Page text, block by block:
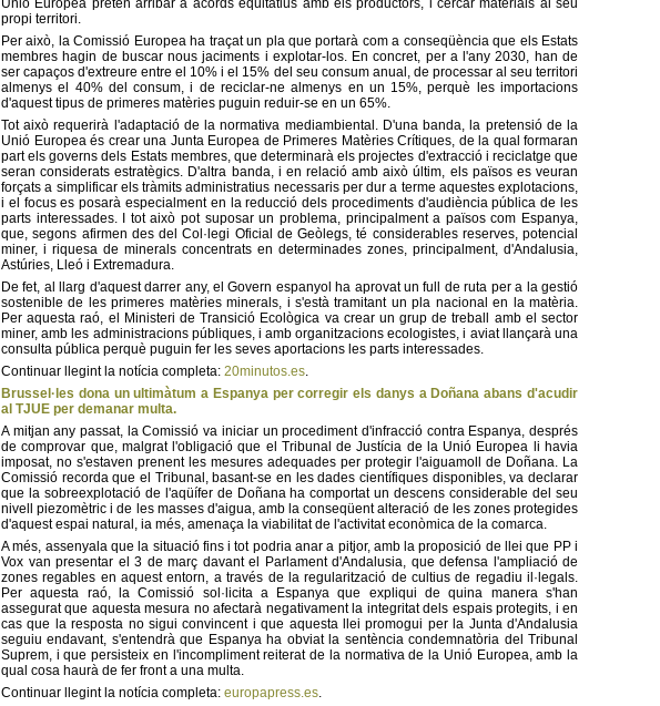
Unió Europea pretén arribar a acords equitatius amb els productors, i cercar materials al seu
propi territori.
Per això, la Comissió Europea ha traçat un pla que portarà com a conseqüència que els Estats
membres hagin de buscar nous jaciments i explotar-los. En concret, per a l'any 2030, han de
ser capaços d'extreure entre el 10% i el 15% del seu consum anual, de processar al seu territori
almenys el 40% del consum, i de reciclar-ne almenys en un 15%, perquè les importacions
d'aquest tipus de primeres matèries puguin reduir-se en un 65%.
Tot això requerirà l'adaptació de la normativa mediambiental. D'una banda, la pretensió de la
Unió Europea és crear una Junta Europea de Primeres Matèries Crítiques, de la qual formaran
part els governs dels Estats membres, que determinarà els projectes d'extracció i reciclatge que
seran considerats estratègics. D'altra banda, i en relació amb això últim, els països es veuran
forçats a simplificar els tràmits administratius necessaris per dur a terme aquestes explotacions,
i el focus es posarà especialment en la reducció dels procediments d'audiència pública de les
parts interessades. I tot això pot suposar un problema, principalment a països com Espanya,
que, segons afirmen des del Col·legi Oficial de Geòlegs, té considerables reserves, potencial
miner, i riquesa de minerals concentrats en determinades zones, principalment, d'Andalusia,
Astúries, Lleó i Extremadura.
De fet, al llarg d'aquest darrer any, el Govern espanyol ha aprovat un full de ruta per a la gestió
sostenible de les primeres matèries minerals, i s'està tramitant un pla nacional en la matèria.
Per aquesta raó, el Ministeri de Transició Ecològica va crear un grup de treball amb el sector
miner, amb les administracions públiques, i amb organitzacions ecologistes, i aviat llançarà una
consulta pública perquè puguin fer les seves aportacions les parts interessades.
Continuar llegint la notícia completa: 20minutos.es.
Brussel·les dona un ultimàtum a Espanya per corregir els danys a Doñana abans d'acudir
al TJUE per demanar multa.
A mitjan any passat, la Comissió va iniciar un procediment d'infracció contra Espanya, després
de comprovar que, malgrat l'obligació que el Tribunal de Justícia de la Unió Europea li havia
imposat, no s'estaven prenent les mesures adequades per protegir l'aiguamoll de Doñana. La
Comissió recorda que el Tribunal, basant-se en les dades científiques disponibles, va declarar
que la sobreexplotació de l'aqüífer de Doñana ha comportat un descens considerable del seu
nivell piezomètric i de les masses d'aigua, amb la conseqüent alteració de les zones protegides
d'aquest espai natural, ia més, amenaça la viabilitat de l'activitat econòmica de la comarca.
A més, assenyala que la situació fins i tot podria anar a pitjor, amb la proposició de llei que PP i
Vox van presentar el 3 de març davant el Parlament d'Andalusia, que defensa l'ampliació de
zones regables en aquest entorn, a través de la regularització de cultius de regadiu il·legals.
Per aquesta raó, la Comissió sol·licita a Espanya que expliqui de quina manera s'han
assegurat que aquesta mesura no afectarà negativament la integritat dels espais protegits, i en
cas que la resposta no sigui convincent i que aquesta llei promogui per la Junta d'Andalusia
seguiu endavant, s'entendrà que Espanya ha obviat la sentència condemnatòria del Tribunal
Suprem, i que persisteix en l'incompliment reiterat de la normativa de la Unió Europea, amb la
qual cosa haurà de fer front a una multa.
Continuar llegint la notícia completa: europapress.es.